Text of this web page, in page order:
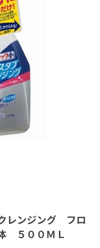
レンジング フロ
５００ＭＬ